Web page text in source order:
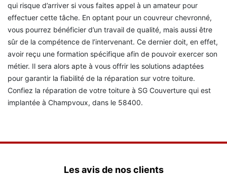
qui risque d’arriver si vous faites appel à un amateur pour
effectuer cette tâche. En optant pour un couvreur chevronné,
vous pourrez bénéficier d’un travail de qualité, mais aussi être
sûr de la compétence de l’intervenant. Ce dernier doit, en effet,
avoir reçu une formation spécifique afin de pouvoir exercer son
métier. Il sera alors apte à vous offrir les solutions adaptées
pour garantir la fiabilité de la réparation sur votre toiture.
Confiez la réparation de votre toiture à SG Couverture qui est
implantée à Champvoux, dans le 58400.
Les avis de nos clients